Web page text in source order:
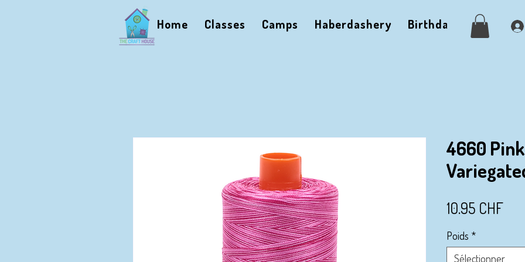
Home Classes Camps Haberdashery Birthdays Gallery
4660
10.95 CHFPrix
Poids *
Sélectionner